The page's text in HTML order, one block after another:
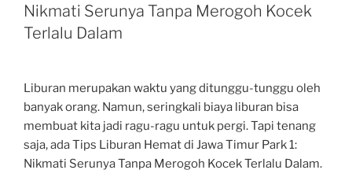
Nikmati Serunya Tanpa Merogoh Kocek
Terlalu Dalam
Liburan merupakan waktu yang ditunggu-tunggu oleh
banyak orang. Namun, seringkali biaya liburan bisa
membuat kita jadi ragu-ragu untuk pergi. Tapi tenang
saja, ada Tips Liburan Hemat di Jawa Timur Park 1:
Nikmati Serunya Tanpa Merogoh Kocek Terlalu Dalam.